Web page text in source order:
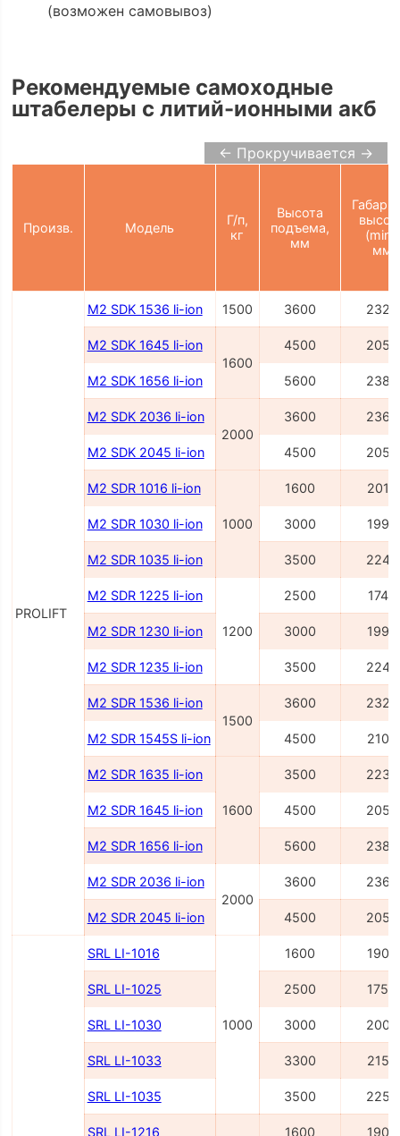
(возможен самовывоз)
Рекомендуемые самоходные
штабелеры с литий-ионными акб
← Прокручивается →
Произв. Модель
Г/п,
кг
Высота
подъема,
мм
(min),
мм
PROLIFT
M2 SDK 1536 li-ion 1500 3600 2327
M2 SDK 1645 li-ion
1600
4500 2054
M2 SDK 1656 li-ion 5600 2386
M2 SDK 2036 li-ion
2000
3600 2362
M2 SDK 2045 li-ion 4500 2054
M2 SDR 1016 li-ion
1000
1600 2014
M2 SDR 1030 li-ion 3000 1995
M2 SDR 1035 li-ion 3500 2245
M2 SDR 1225 li-ion
1200
2500 1745
M2 SDR 1230 li-ion 3000 1995
M2 SDR 1235 li-ion 3500 2245
M2 SDR 1536 li-ion
1500
3600 2327
M2 SDR 1545S li-ion 4500 2100
M2 SDR 1635 li-ion
1600
3500 2236
M2 SDR 1645 li-ion 4500 2054
M2 SDR 1656 li-ion 5600 2386
M2 SDR 2036 li-ion
2000
3600 2362
M2 SDR 2045 li-ion 4500 2054
SRL LI-1016
1000
1600 1900
SRL LI-1025 2500 1750
SRL LI-1030 3000 2000
SRL LI-1033 3300 2150
SRL LI-1035 3500 2250
SRL LI-1216 1600 1900